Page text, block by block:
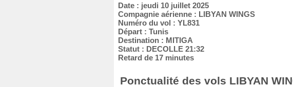
Date : jeudi 10 juillet 2025
Compagnie aérienne : LIBYAN WINGS
Numéro du vol : YL831
Départ : Tunis
Destination : MITIGA
Statut : DECOLLE 21:32
Retard de 17 minutes
Ponctualité des vols LIBYAN